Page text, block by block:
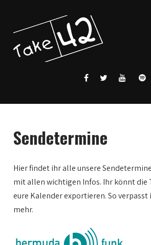
Sendetermine
Hier findet ihr alle unsere
mit allen wichtigen Infos. Ihr könnt die
eure Kalender exportieren. So verpasst
mehr.